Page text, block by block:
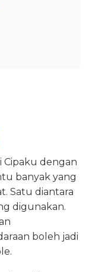
Cipaku dengan
banyak yang
Satu diantara
digunakan.
boleh jadi